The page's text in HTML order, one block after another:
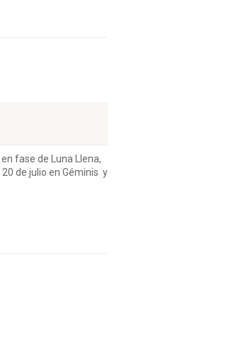
fase de Luna Llena,
de julio en Géminis y